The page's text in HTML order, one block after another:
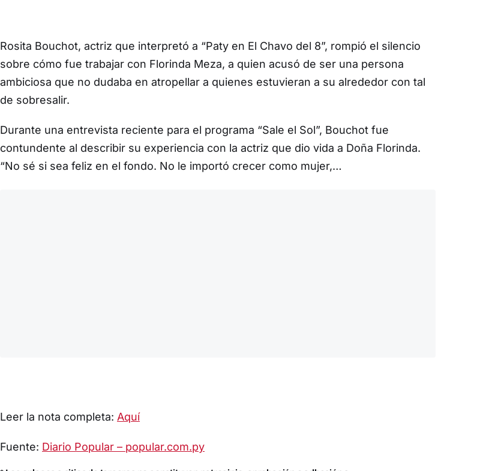
Rosita Bouchot, actriz que interpretó a “Paty en El Chavo del 8”, rompió el silencio
sobre cómo fue trabajar con Florinda Meza, a quien acusó de ser una persona
ambiciosa que no dudaba en atropellar a quienes estuvieran a su alrededor con tal
de sobresalir.
Durante una entrevista reciente para el programa “Sale el Sol”, Bouchot fue
contundente al describir su experiencia con la actriz que dio vida a Doña Florinda.
“No sé si sea feliz en el fondo. No le importó crecer como mujer,…
Leer la nota completa: Aquí
Fuente: Diario Popular – popular.com.py